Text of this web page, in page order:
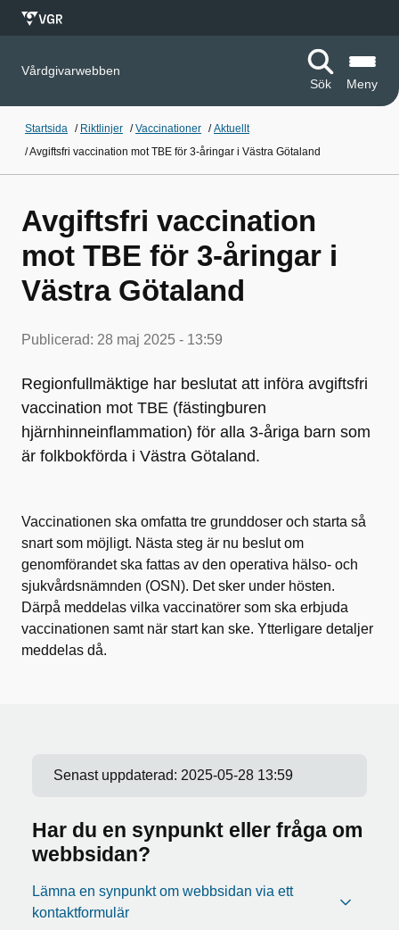
Vårdgivarwebben
Sök
Meny
Startsida / Riktlinjer /Vaccinationer /Aktuellt
/Avgiftsfri vaccination mot TBE för 3-åringar i Västra Götaland
Avgiftsfri vaccination
mot TBE för 3-åringar i
Västra Götaland
Publicerad: 28 maj 2025 - 13:59
Regionfullmäktige har beslutat att införa avgiftsfri
vaccination mot TBE (fästingburen
hjärnhinneinflammation) för alla 3-åriga barn som
är folkbokförda i Västra Götaland.
Vaccinationen ska omfatta tre grunddoser och starta så
snart som möjligt. Nästa steg är nu beslut om
genomförandet ska fattas av den operativa hälso- och
sjukvårdsnämnden (OSN). Det sker under hösten.
Därpå meddelas vilka vaccinatörer som ska erbjuda
vaccinationen samt när start kan ske. Ytterligare detaljer
meddelas då.
Senast uppdaterad: 2025-05-28 13:59
Har du en synpunkt eller fråga om
webbsidan?
Lämna en synpunkt om webbsidan via ett
kontaktformulär